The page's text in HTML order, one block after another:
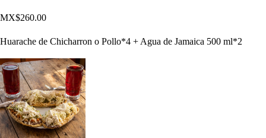
MX$260.00
Huarache de Chicharron o Pollo*4 + Agua de Jamaica 500 ml*2